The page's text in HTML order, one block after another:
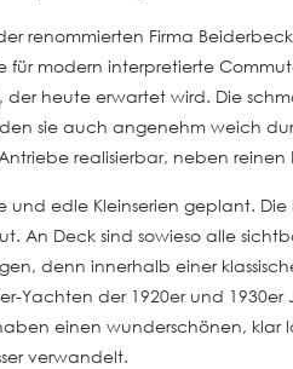
renommierten Firma
für modern interpretierte
heute erwartet wird. Die
sie auch angenehm weich
realisierbar, neben
und edle Kleinserien geplant.
An Deck sind sowieso alle
denn innerhalb einer
Yachten der 1920er und
einen wunderschönen,
verwandelt.